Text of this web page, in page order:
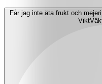
Får jag inte äta frukt och